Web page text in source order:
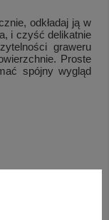
odkładaj ją w
i czyść delikatnie
graweru
Proste
spójny wygląd